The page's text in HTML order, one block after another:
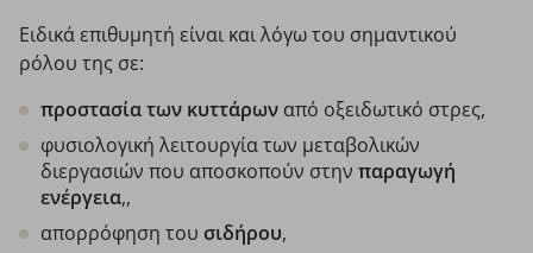
Ειδικά επιθυμητή είναι και λόγω του σημαντικού
ρόλου της σε:
προστασία των κυττάρων από οξειδωτικό στρες,
φυσιολογική λειτουργία των μεταβολικών
διεργασιών που αποσκοπούν στην παραγωγή
ενέργεια,,
απορρόφηση του σιδήρου,